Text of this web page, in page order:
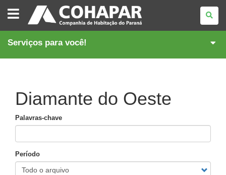
COMPANHIA
DE
HABITAÇÃO
DO
Serviços para você!
Diamante do Oeste
Palavras-chave
Período